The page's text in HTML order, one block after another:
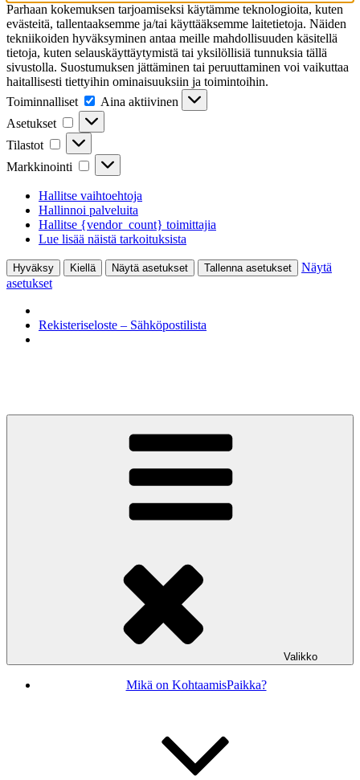
Parhaan kokemuksen tarjoamiseksi käytämme teknologioita, kuten
evästeitä, tallentaaksemme ja/tai käyttääksemme laitetietoja. Näiden
tekniikoiden hyväksyminen antaa meille mahdollisuuden käsitellä
tietoja, kuten selauskäyttäytymistä tai yksilöllisiä tunnuksia tällä
sivustolla. Suostumuksen jättäminen tai peruuttaminen voi vaikuttaa
haitallisesti tiettyihin ominaisuuksiin ja toimintoihin.
Toiminnalliset
Toiminnalliset
Aina aktiivinen
Asetukset
Asetukset
Tilastot Tilastot
Markkinointi Markkinointi
Hallitse vaihtoehtoja
Hallinnoi palveluita
Hallitse {vendor_count} toimittajia
Lue lisää näistä tarkoituksista
Hyväksy Kiellä Näytä asetukset Tallenna asetukset
Näytä
asetukset
Rekisteriseloste – Sähköpostilista
Valikko
Mikä on KohtaamisPaikka?